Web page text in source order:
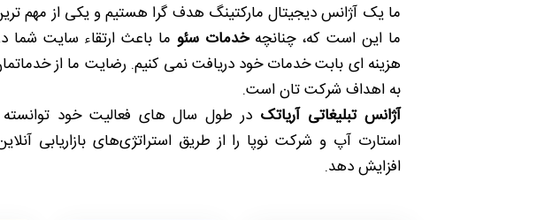
ما یک آژانس دیجیتال مارکتینگ هدف گرا هستیم و یکی از مهم
ما این است که، چنانچهخدمات سئو ما باعث ارتقاء سایت شما
هزینه ای بابت خدمات خود دریافت نمی کنیم. رضایت ما از
به اهداف شرکت تان است.
آژانس تبلیغاتی آریاتک
استارت آپ و شرکت نوپا را از طریق استراتژی‌های بازاریابی
افزایش دهد.